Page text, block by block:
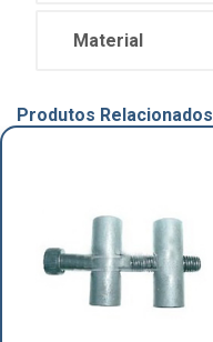
Material
Produtos Relacionados